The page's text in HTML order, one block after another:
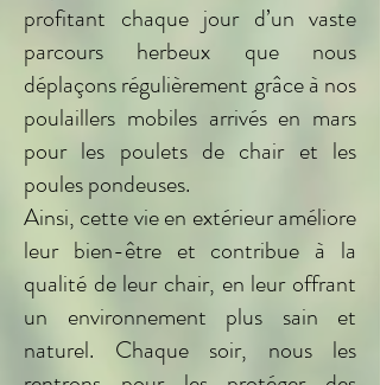
profitant chaque jour d’un vaste
parcours herbeux que nous
déplaçons régulièrement grâce à nos
poulaillers mobiles arrivés en mars
pour les poulets de chair et les
poules pondeuses.
Ainsi, cette vie en extérieur améliore
leur bien-être et contribue à la
qualité de leur chair, en leur offrant
un environnement plus sain et
naturel. Chaque soir, nous les